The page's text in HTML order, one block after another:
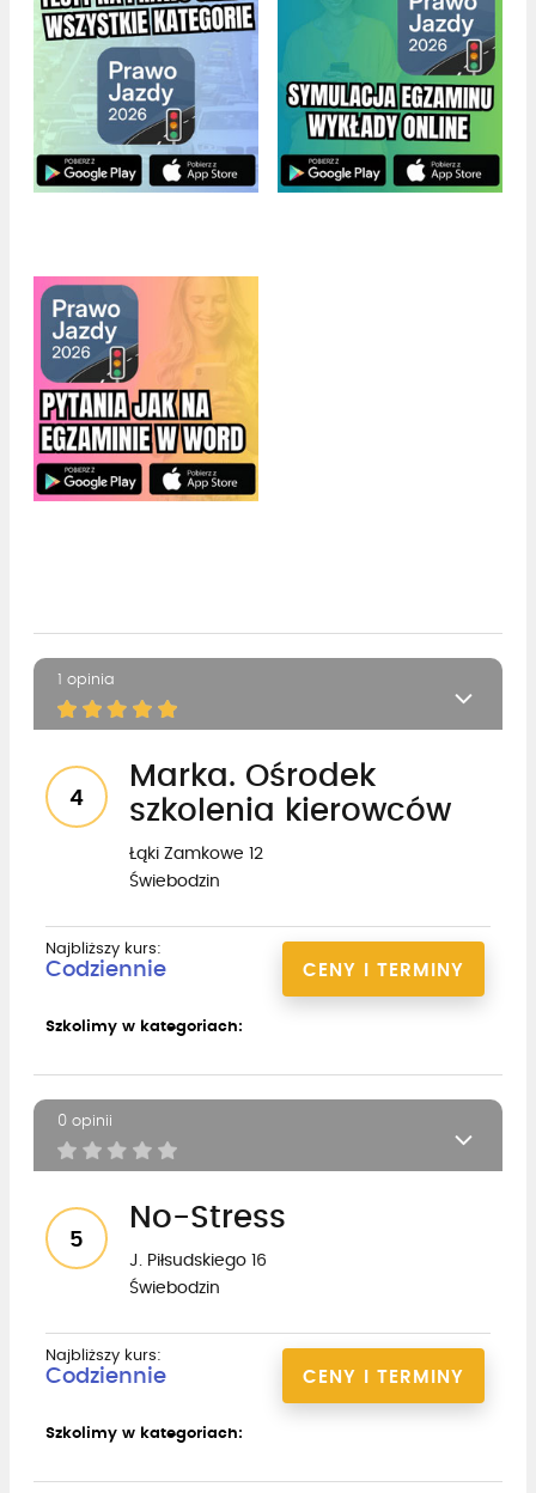
1 opinia
4
Marka. Ośrodek
szkolenia kierowców
Łąki Zamkowe 12
Świebodzin
CENY I TERMINY
Najbliższy kurs:
Codziennie
Szkolimy w kategoriach:
0 opinii
5
No-Stress
J. Piłsudskiego 16
Świebodzin
CENY I TERMINY
Najbliższy kurs:
Codziennie
Szkolimy w kategoriach: